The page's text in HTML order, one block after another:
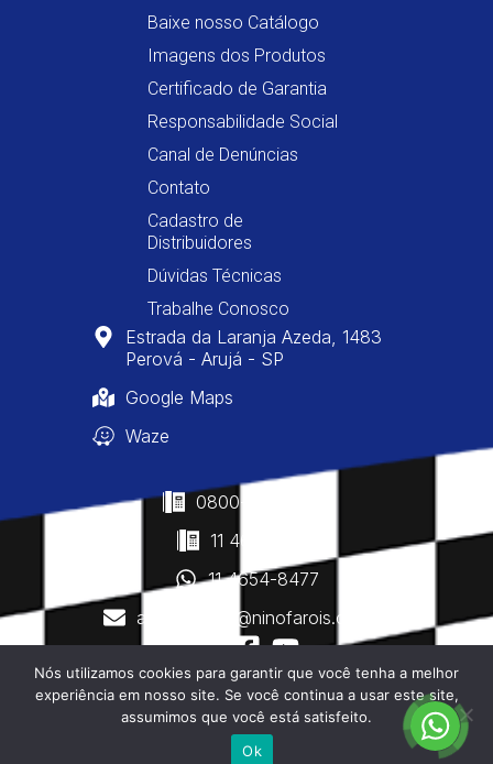
Baixe nosso Catálogo
Imagens dos Produtos
Certificado de Garantia
Responsabilidade Social
Canal de Denúncias
Contato
Cadastro de
Distribuidores
Dúvidas Técnicas
Trabalhe Conosco
Estrada da Laranja Azeda, 1483
Perová - Arujá - SP
Google Maps
Waze
0800-400-8477
11 4610-0160
11 4654-8477
atendimento@ninofarois.com.br
Copyright © 2026 - Nino Faróis - Todos os Direitos
Reservados
Nós utilizamos cookies para garantir que você tenha a melhor
experiência em nosso site. Se você continua a usar este site,
assumimos que você está satisfeito.
Ok